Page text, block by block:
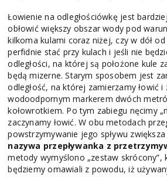
Łowienie na odległościówkę jest
obłowić większy obszar wody pod
kilkoma kulami coraz niżej, czy w dół od
perfidnie stać przy kulach i jeśli nie
odległości, na której są położone kule
będą mizerne. Starym sposobem jest
odległość, na której zamierzamy łowić i
wodoodpornym markerem dwóch
kołowrotkiem. Po tym zabiegu nęcimy
zaczynamy łowić. W obu metodach
powstrzymywanie jego spływu
nazywa przepływanka z
metody wymyślono „zestaw skrócony”,
będziemy omawiali z powodu, iż